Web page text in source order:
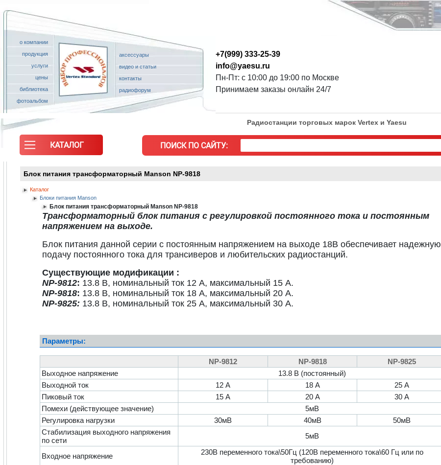
о компании
продукция
услуги
цены
библиотека
фотоальбом
аксессуары
видео и статьи
контакты
радиофорум
+7(999) 333-25-39
info@yaesu.ru
Пн-Пт: с 10:00 до 19:00 по Москве
Принимаем заказы онлайн 24/7
КАТАЛОГ
Радиостанции торговых марок Vertex и Yaesu
ПОИСК ПО САЙТУ:
Блок питания трансформаторный Manson NP-9818
Каталог
Блоки питания Manson
Блок питания трансформаторный Manson NP-9818
Трансформаторный блок питания с регулировкой постоянного тока и постоянным
напряжением на выходе.
Блок питания данной серии с постоянным напряжением на выходе 18В обеспечивает надежную
подачу постоянного тока для трансиверов и любительских радиостанций.
Существующие модификации :
NP-9812: 13.8 В, номинальный ток 12 А, максимальный 15 А.
NP-9818: 13.8 В, номинальный ток 18 А, максимальный 20 А.
NP-9825: 13.8 В, номинальный ток 25 А, максимальный 30 А.
Параметры:
NP-9812 NP-9818
NP-9825
Выходное напряжение
13.8 В (постоянный)
Выходной ток
12 А 18 А
25 А
Пиковый ток
15 А 20 А
30 А
Помехи (действующее значение)
5мВ
Регулировка нагрузки
30мВ 40мВ
50мВ
Стабилизация выходного напряжения
по сети
5мВ
Входное напряжение
230В переменного тока\50Гц (120В переменного тока\60 Гц или по
требованию)